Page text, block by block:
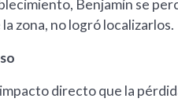
Benjamín se
zona, no logró localizarlos.
directo que la